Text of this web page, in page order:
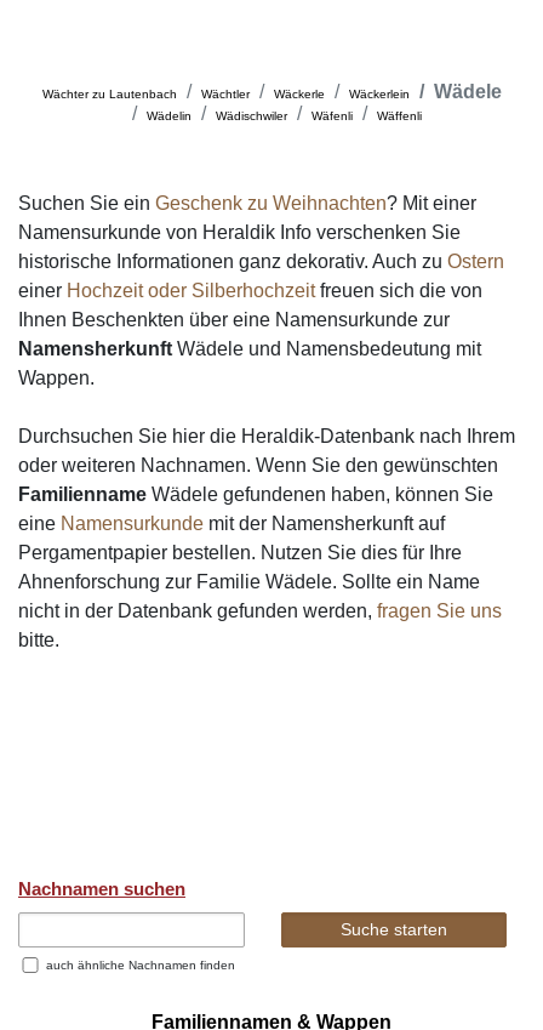
Wächter zu Lautenbach Wächtler Wäckerle Wäckerlein Wädele
Wädelin Wädischwiler Wäfenli Wäffenli
Suchen Sie ein Geschenk zu Weihnachten? Mit einer
Namensurkunde von Heraldik Info verschenken Sie
historische Informationen ganz dekorativ. Auch zu Ostern
einer Hochzeit oder Silberhochzeitfreuen sich die von
Ihnen Beschenkten über eine Namensurkunde zur
Namensherkunft Wädele und Namensbedeutung mit
Wappen.
Durchsuchen Sie hier die Heraldik-Datenbank nach Ihrem
oder weiteren Nachnamen. Wenn Sie den gewünschten
Familienname Wädele gefundenen haben, können Sie
eine Namensurkunde mit der Namensherkunft auf
Pergamentpapier bestellen. Nutzen Sie dies für Ihre
Ahnenforschung zur Familie Wädele. Sollte ein Name
nicht in der Datenbank gefunden werden, fragen Sie uns
bitte.
Nachnamen suchen
auch ähnliche Nachnamen finden
Familiennamen & Wappen